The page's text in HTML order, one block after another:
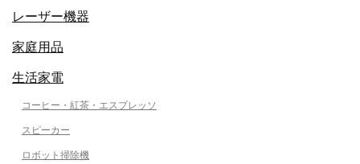
レーザー機器
家庭用品
生活家電
コーヒー・紅茶・エスプレッソ
スピーカー
ロボット掃除機